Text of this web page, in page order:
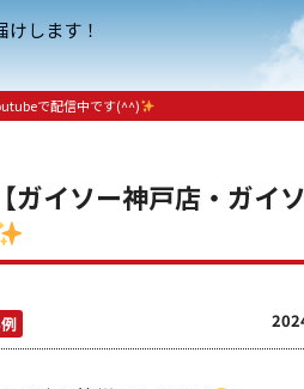
します！
で配信中です(^^)
イソー神戸店・ガイ